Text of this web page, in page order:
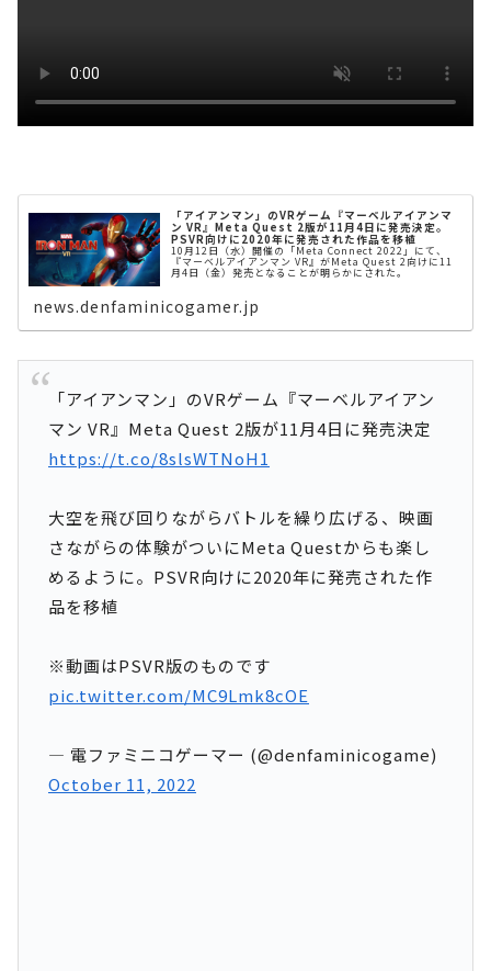
「アイアンマン」のVRゲーム『マーベルアイアンマ
ン VR』Meta Quest 2版が11月4日に発売決定。
PSVR向けに2020年に発売された作品を移植
10月12日（水）開催の「Meta Connect 2022」にて、
『マーベルアイアンマン VR』がMeta Quest 2向けに11
月4日（金）発売となることが明らかにされた。
news.denfaminicogamer.jp
「アイアンマン」のVRゲーム『マーベルアイアン
マン VR』Meta Quest 2版が11月4日に発売決定
https://t.co/8slsWTNoH1
大空を飛び回りながらバトルを繰り広げる、映画
さながらの体験がついにMeta Questからも楽し
めるように。PSVR向けに2020年に発売された作
品を移植
※動画はPSVR版のものです
pic.twitter.com/MC9Lmk8cOE
— 電ファミニコゲーマー (@denfaminicogame)
October 11, 2022